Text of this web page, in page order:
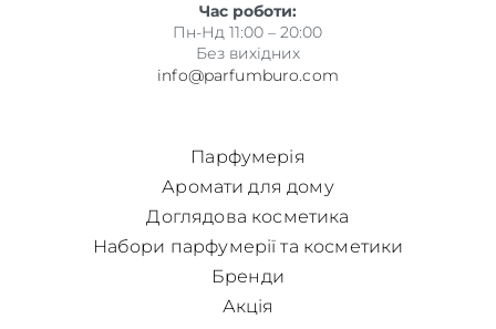
Час роботи:
Пн-Нд 11:00 – 20:00
Без вихідних
info@parfumburo.com
Парфумерія
Аромати для дому
Доглядова косметика
Набори парфумерії та косметики
Бренди
Акція